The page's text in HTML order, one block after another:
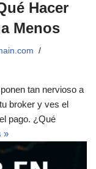
Hacer
Menos
tan nervioso a
broker y ves el
pago. ¿Qué
»